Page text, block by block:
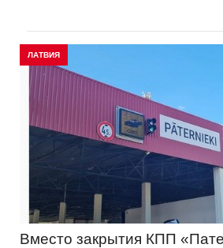
ЛАТВИЯ
Вместо закрытия КПП